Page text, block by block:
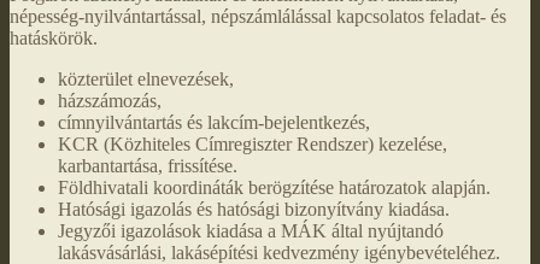
népesség-nyilvántartással, népszámlálással kapcsolatos feladat- és
hatáskörök.
közterület elnevezések,
házszámozás,
címnyilvántartás és lakcím-bejelentkezés,
KCR (Közhiteles Címregiszter Rendszer) kezelése,
karbantartása, frissítése.
Földhivatali koordináták berögzítése határozatok alapján.
Hatósági igazolás és hatósági bizonyítvány kiadása.
Jegyzői igazolások kiadása a MÁK által nyújtandó
lakásvásárlási, lakásépítési kedvezmény igénybevételéhez.